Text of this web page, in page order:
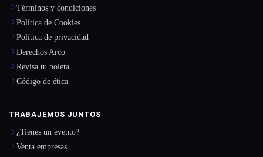
Términos y condiciones
Política de Cookies
Política de privacidad
Derechos Arco
Revisa tu boleta
Código de ética
TRABAJEMOS JUNTOS
¿Tienes un evento?
Venta empresas